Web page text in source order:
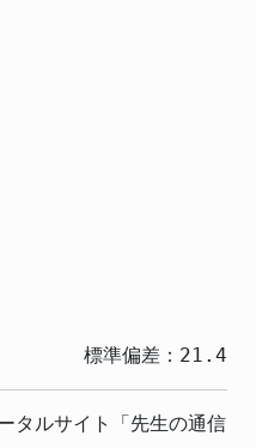
標準偏差：21.4
ルサイト「先生の通信